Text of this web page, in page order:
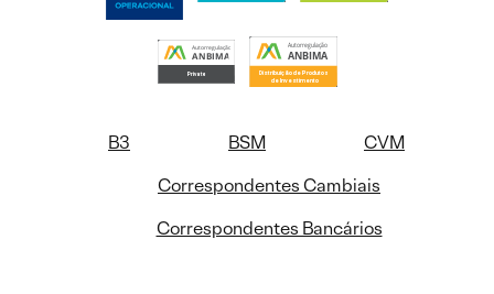
B3 BSM
CVM
Correspondentes Cambiais
Correspondentes Bancários